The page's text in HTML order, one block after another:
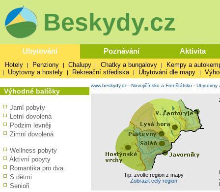
Beskydy.cz
Ubytování Poznávání Aktivita
Hotely | Penziony | Chalupy | Chatky a bungalovy | Kempy a
| Ubytovny a hostely | Rekreační střediska | Ubytování dle mapy |
Výhodné balíčky
Jarní pobyty
Letní dovolená
Podzim levněji
Zimní dovolená
Wellness pobyty
Aktivní pobyty
Romantika pro dva
S dětmi
Senioři
www.beskydy.cz - Novojičínsko a Frenštátsko - Ubytovny
Tip: zvolte region z mapy
Zobrazit celý region